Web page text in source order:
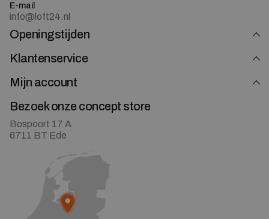
E-mail
info@loft24.nl
Openingstijden
Klantenservice
Mijn account
Bezoek onze concept store
Bospoort 17 A
6711 BT Ede